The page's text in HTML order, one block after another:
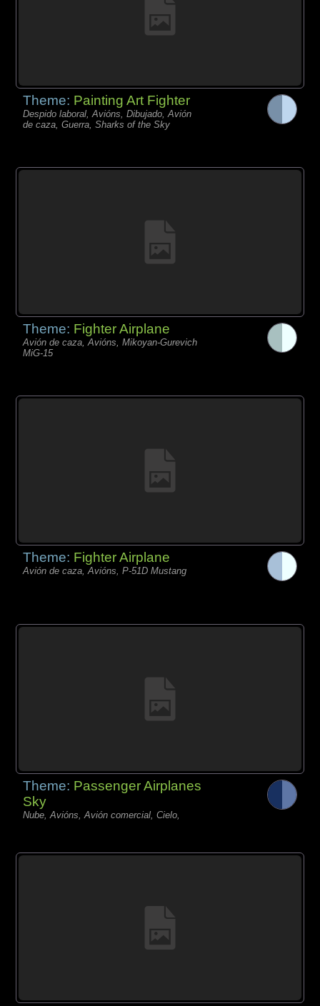
Theme: Painting Art Fighter
Despido laboral, Avións, Dibujado, Avión
de caza, Guerra, Sharks of the Sky
Theme: Fighter Airplane
Avión de caza, Avións, Mikoyan-Gurevich
MiG-15
Theme: Fighter Airplane
Avión de caza, Avións, P-51D Mustang
Theme: Passenger Airplanes
Sky
Nube, Avións, Avión comercial, Cielo,